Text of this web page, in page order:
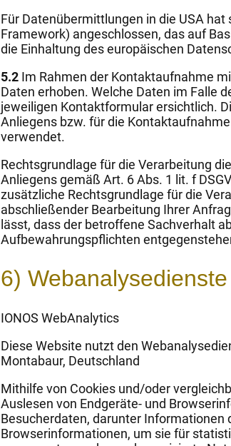
Für Datenübermittlungen in die USA hat
Framework) angeschlossen, das auf
die Einhaltung des europäischen
5.2 Im Rahmen der Kontaktaufnahme
Daten erhoben. Welche Daten im Falle
jeweiligen Kontaktformular ersichtlich.
Anliegens bzw. für die
verwendet.
Rechtsgrundlage für die Verarbeitung
Anliegens gemäß Art. 6 Abs. 1 lit. f
zusätzliche Rechtsgrundlage für die
abschließender Bearbeitung Ihrer
lässt, dass der betroffene Sachverhalt
Aufbewahrungspflichten
6) Webanalysedienste
IONOS WebAnalytics
Diese Website nutzt den
Montabaur, Deutschland
Mithilfe von Cookies und/oder
Auslesen von Endgeräte- und
Besucherdaten, darunter Informationen
Browserinformationen, um sie für